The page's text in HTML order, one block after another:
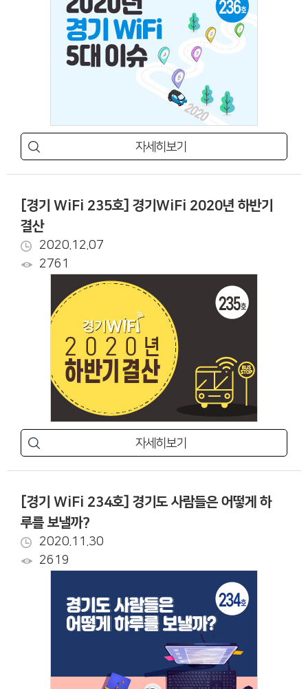
자세히보기
[경기 WiFi 235호] 경기WiFi 2020년 하반기
결산
2020.12.07
2761
자세히보기
[경기 WiFi 234호] 경기도 사람들은 어떻게 하
루를 보낼까?
2020.11.30
2619